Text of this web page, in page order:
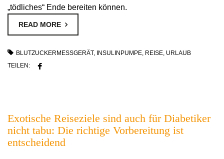
„tödliches“ Ende bereiten können.
READ MORE
BLUTZUCKERMESSGERÄT, INSULINPUMPE REISE URLAUB
TEILEN:
Exotische Reiseziele sind auch für Diabetiker
nicht tabu: Die richtige Vorbereitung ist
entscheidend